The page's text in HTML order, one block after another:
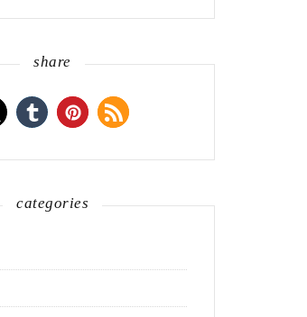
share
categories